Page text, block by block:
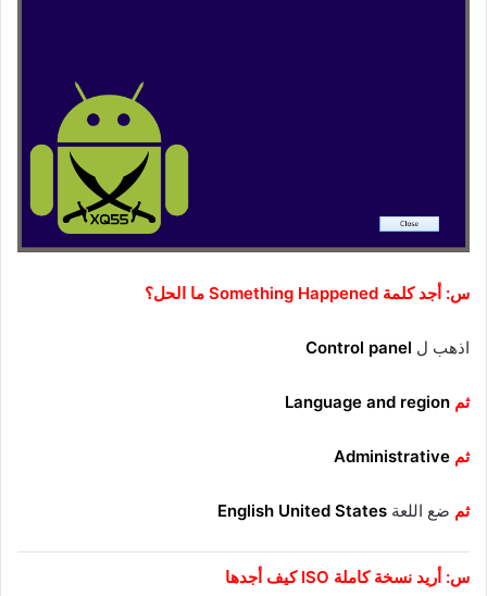
س: أجد كلمة Something Happened ما الحل؟
اذهب ل Control panel
ثم Language and region
ثم Administrative
ثم ضع اللعة English United States
س: أريد نسخة كاملة ISO كيف أجدها